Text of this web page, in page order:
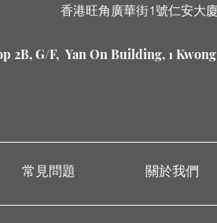
香港旺角廣華街1號仁安大
2B, G/F, Yan On Building, 1
常見問題 關於我們